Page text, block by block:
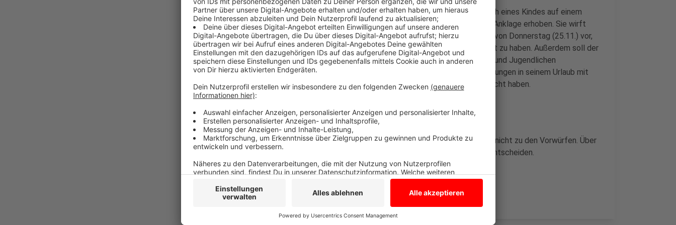
Dreieinhalb Monate nach dem mutmaßlichen sexuellen Missbrauch eines Kindes auf einem
Campingplatz in Ladbergen hat die Staatsanwaltschaft Münster Anklage erhoben. Sie wirft
einem heute 31-jährigen Mann aus Niedersachsen laut Mitteilung von Donnerstag (25.11.) vor,
den 11-jährigen Jungen aus Dortmund schwer sexuell missbraucht zu haben. Außerdem soll der
Osnabrücker auf seinem Handy Bilder von missbrauchten Kindern und Jugendlichen
abgespeichert haben. Die Aushilfe des Campingplatzes soll den Jungen in seinem Urlaub mit
den Eltern auf und außerhalb des Geländes in drei Fällen missbraucht haben.
Laut Staatsanwaltschaft äußert sich der Angeschuldigte bislang nicht zu den Vorwürfen. Über
die Zulassung der Anklage muss jetzt das Landgericht Münster entscheiden.
Anzeige